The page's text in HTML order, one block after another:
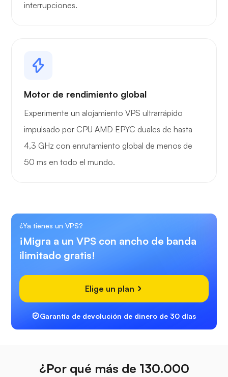
interrupciones.
Motor de rendimiento global
Experimente un alojamiento VPS ultrarrápido
impulsado por CPU AMD EPYC duales de hasta
4,3 GHz con enrutamiento global de menos de
50 ms en todo el mundo.
¿Ya tienes un VPS?
¡Migra a un VPS con ancho de banda
ilimitado gratis!
Elige un plan
Garantía de devolución de dinero de 30 días
¿Por qué más de 130.000